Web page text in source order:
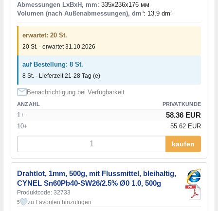
Abmessungen LxBxH, mm: 335x236x176 мм
Volumen (nach Außenabmessungen), dm³: 13,9 dm³
erwartet: 20 St.
20 St. - erwartet 31.10.2026
auf Bestellung: 8 St.
8 St. - Lieferzeit 21-28 Tag (e)
Benachrichtigung bei Verfügbarkeit
ANZAHL PRIVATKUNDE
1+ 58.36 EUR
10+ 55.62 EUR
kaufen
Drahtlot, 1mm, 500g, mit Flussmittel, bleihaltig,
CYNEL Sn60Pb40-SW26/2.5% Ø0 1.0, 500g
Produktcode: 32733
5 zu Favoriten hinzufügen